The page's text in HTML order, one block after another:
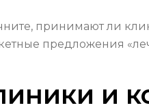
принимают ли
предложения
и